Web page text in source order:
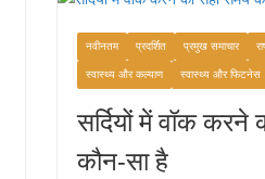
पाएं
नवीनतम प्रदर्शित प्रमुख समाचार
स्वास्थ्य और कल्याण स्वास्थ्य और फिटनेस
सर्दियों में वॉक
कौन-सा है